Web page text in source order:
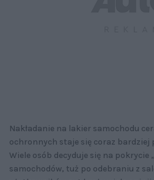
Nakładanie na lakier samochodu
ochronnych staje się coraz bardziej
Wiele osób decyduje się na pokrycie
samochodów, tuż po odebraniu z